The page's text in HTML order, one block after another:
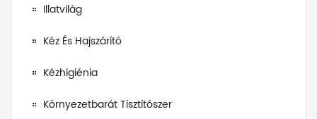
Illatvilág
Kéz És Hajszárító
Kézhigiénia
Környezetbarát Tisztítószer